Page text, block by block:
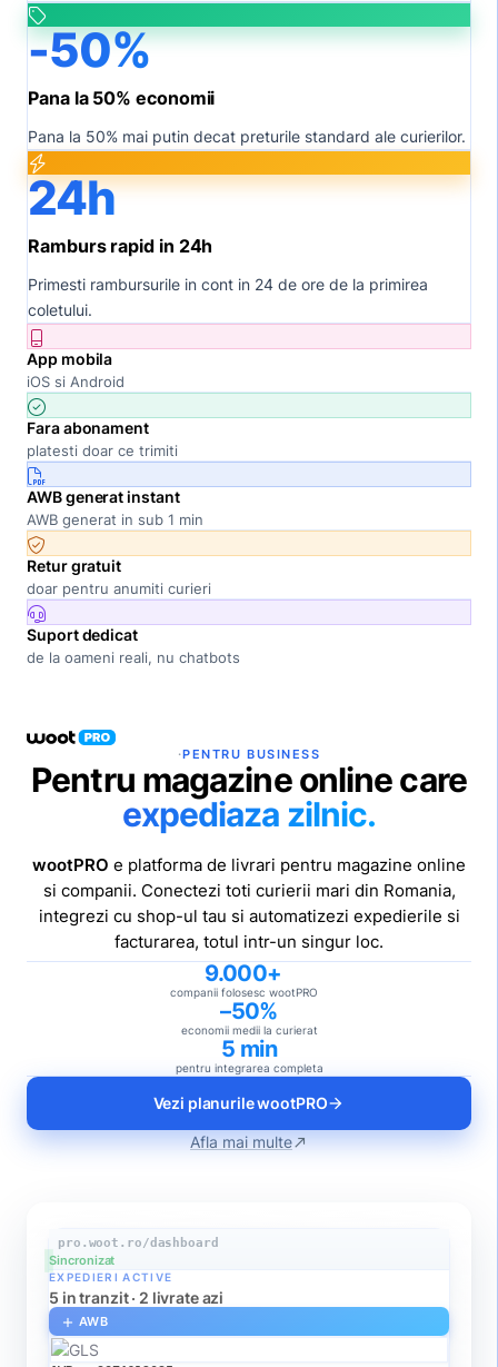
-50%
Pana la 50% economii
Pana la 50% mai putin decat preturile standard ale curierilor.
24h
Ramburs rapid in 24h
Primesti rambursurile in cont in 24 de ore de la primirea
coletului.
App mobila
iOS si Android
Fara abonament
platesti doar ce trimiti
AWB generat instant
AWB generat in sub 1 min
Retur gratuit
doar pentru anumiti curieri
Suport dedicat
de la oameni reali, nu chatbots
·PENTRU BUSINESS
Pentru magazine online care
expediaza zilnic.
wootPRO e platforma de livrari pentru magazine online
si companii. Conectezi toti curierii mari din Romania,
integrezi cu shop-ul tau si automatizezi expedierile si
facturarea, totul intr-un singur loc.
9.000+
companii folosesc wootPRO
–50%
economii medii la curierat
5 min
pentru integrarea completa
Vezi planurile wootPROarrow_forward
Afla mai multe north_east
pro.woot.ro/dashboard
Sincronizat
EXPEDIERI ACTIVE
5 in tranzit · 2 livrate azi
add AWB